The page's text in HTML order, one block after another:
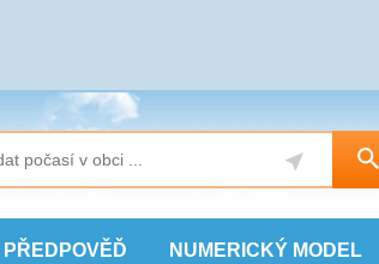
PŘEDPOVĚĎ NUMERICKÝ MODEL